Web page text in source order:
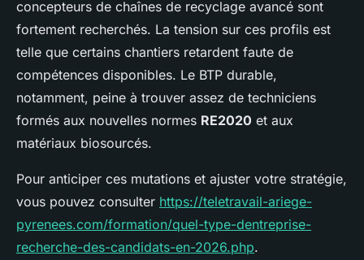
concepteurs de chaînes de recyclage avancé sont
fortement recherchés. La tension sur ces profils est
telle que certains chantiers retardent faute de
compétences disponibles. Le BTP durable,
notamment, peine à trouver assez de techniciens
formés aux nouvelles normes RE2020 et aux
matériaux biosourcés.
Pour anticiper ces mutations et ajuster votre stratégie,
vous pouvez consulter https://teletravail-ariege-
pyrenees.com/formation/quel-type-dentreprise-
recherche-des-candidats-en-2026.php.